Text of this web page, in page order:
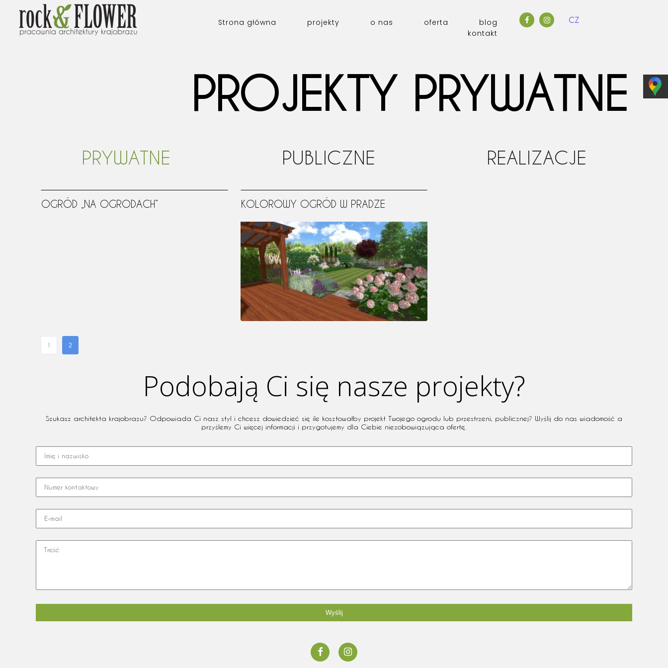
Strona główna projekty o nas oferta
blog
kontakt
CZ
PROJEKTY PRYWATNE
PRYWATNE PUBLICZNE REALIZACJE
OGRÓD „NA OGRODACH” KOLOROWY OGRÓD W PRADZE
1 2
Podobają Ci się nasze projekty?
Szukasz architekta krajobrazu? Odpowiada Ci nasz styl i chcesz dowiedzieć się ile kosztowałby projekt Twojego ogrodu lub przestrzeni, publicznej? Wyślij do nas wiadomość a
przyślemy Ci więcej informacji i przygotujemy dla Ciebie niezobowiązująca ofertę.